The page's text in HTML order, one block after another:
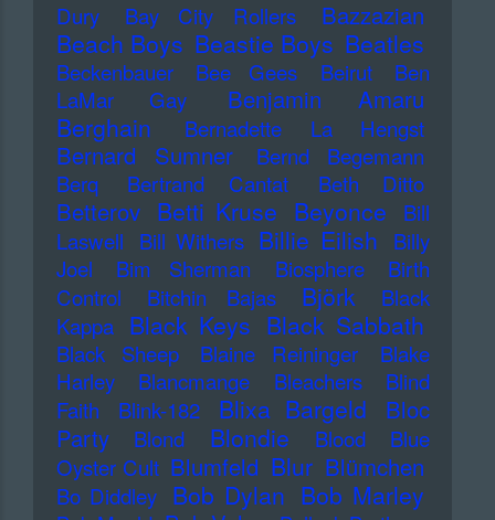
Dury
Bay City Rollers Bazzazian
Beach Boys Beastie Boys Beatles
Beckenbauer Bee Gees Beirut
Ben
LaMar Gay
Benjamin Amaru
Berghain Bernadette La Hengst
Bernard Sumner
Bernd Begemann
Berq
Bertrand Cantat Beth Ditto
Betterov Betti Kruse Beyonce
Bill
Laswell
Bill Withers Billie Eilish
Billy
Joel
Bim Sherman Biosphere
Birth
Control
Bitchin Bajas Björk
Black
Kappa Black Keys Black Sabbath
Black Sheep Blaine Reininger
Blake
Harley
Blancmange Bleachers
Blind
Faith
Blink-182 Blixa Bargeld
Bloc
Party
Blond Blondie Blood
Blue
Oyster Cult Blumfeld Blur Blümchen
Bo Diddley Bob Dylan Bob Marley